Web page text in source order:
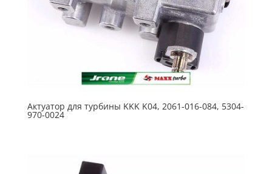
Актуатор для турбины KKK K04, 2061-016-084, 5304-
970-0024